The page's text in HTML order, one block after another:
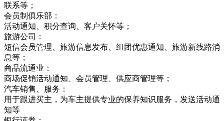
联系等；
会员制俱乐部：
活动通知、积分查询、客户关怀等；
旅游公司：
短信会员管理、旅游信息发布、组团优惠通知、旅游新线路消
息等；
商品流通业：
商场促销活动通知、会员管理、供应商管理等；
汽车销售、服务：
用于跟进买主，为车主提供专业的保养知识服务，发送活动通
知等